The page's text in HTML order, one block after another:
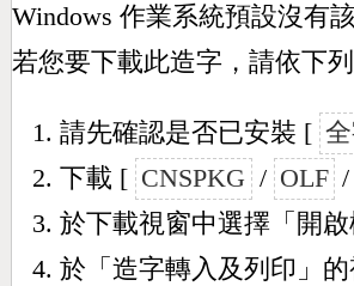
Windows 作業系統預設沒有
若您要下載此造字，請依下列
請先確認是否已安裝 [
下載 [ CNSPKG / OLF
於下載視窗中選擇「開啟
於「造字轉入及列印」